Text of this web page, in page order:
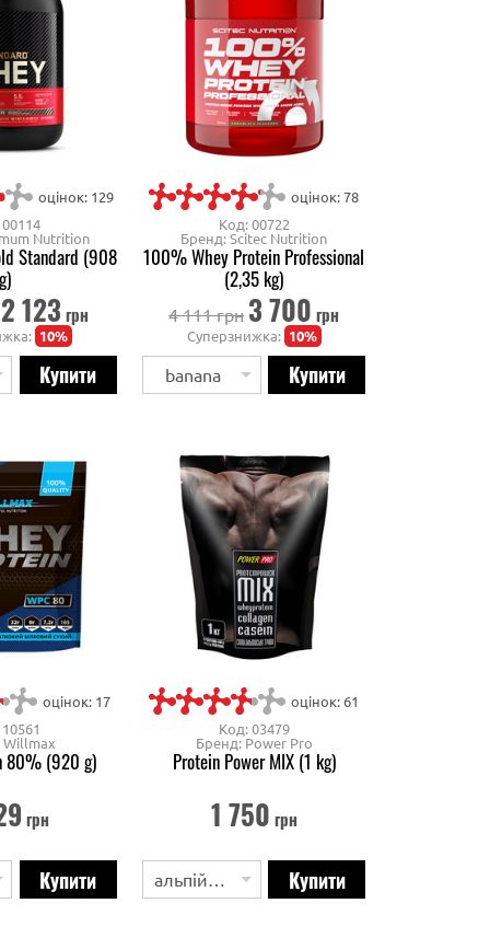
оцінок: 129
Nutrition
Standard (908
g)
2 123 грн
10%
оцінок: 78
Код: 00722
Бренд: Scitec Nutrition
100% Whey Protein Professional
(2,35 kg)
4 111 грн 3 700 грн
Суперзнижка: 10%
banana
оцінок: 17
80% (920 g)
грн
оцінок: 61
Код: 03479
Бренд: Power Pro
Protein Power MIX (1 kg)
1 750 грн
альпійські трави